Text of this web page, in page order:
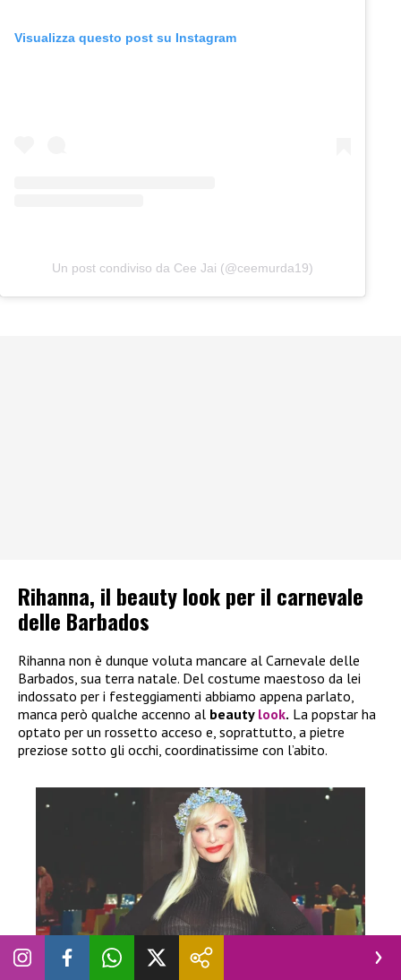
Visualizza questo post su Instagram
Un post condiviso da Cee Jai (@ceemurda19)
Rihanna, il beauty look per il carnevale
delle Barbados
Rihanna non è dunque voluta mancare al Carnevale delle
Barbados, sua terra natale. Del costume maestoso da lei
indossato per i festeggiamenti abbiamo appena parlato,
manca però qualche accenno al beauty look. La popstar ha
optato per un rossetto acceso e, soprattutto, a pietre
preziose sotto gli occhi, coordinatissime con l’abito.